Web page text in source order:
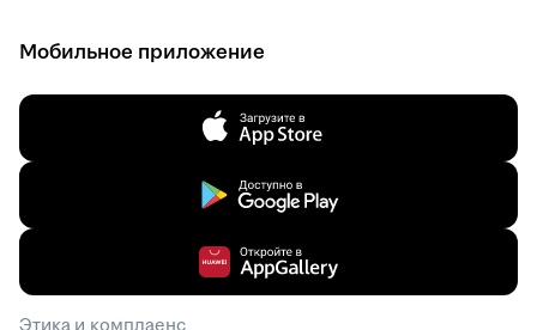
Мобильное приложение